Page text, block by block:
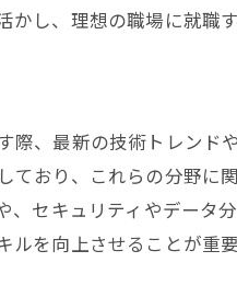
東京都のIT企業の特徴
企業が重視するプロジ
効果的なポートフォリ
ログラマ就職で競争する
最新の求人動向とその解
し、理想の職場に就職
際、最新の技術トレン
ており、これらの分野
、セキュリティやデー
を向上させることが重要